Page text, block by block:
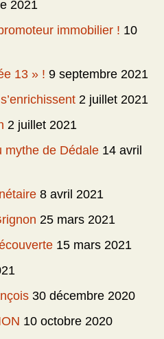
2021
immobilier ! 10
13 » ! 9 septembre 2021
2 juillet 2021
2 juillet 2021
mythe de Dédale 14 avril
8 avril 2021
25 mars 2021
15 mars 2021
30 décembre 2020
10 octobre 2020